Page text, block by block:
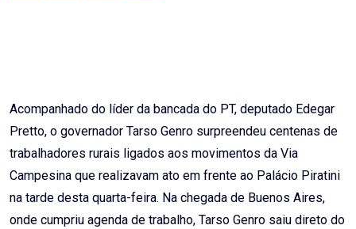
Acompanhado do líder da bancada do PT, deputado Edegar
Pretto, o governador Tarso Genro surpreendeu centenas de
trabalhadores rurais ligados aos movimentos da Via
Campesina que realizavam ato em frente ao Palácio Piratini
na tarde desta quarta-feira. Na chegada de Buenos Aires,
onde cumpriu agenda de trabalho, Tarso Genro saiu direto do